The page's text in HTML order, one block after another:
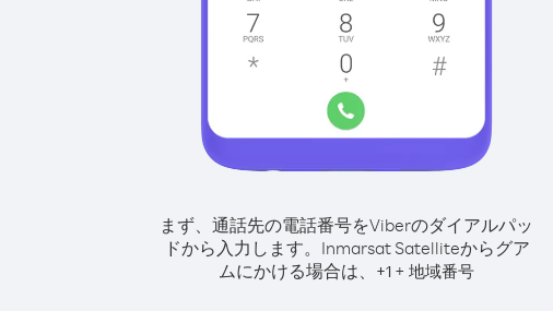
まず、通話先の電話番号をViberのダイアルパッ
ドから入力します。 Inmarsat Satelliteからグア
ムにかける場合は、 +1 + 地域番号